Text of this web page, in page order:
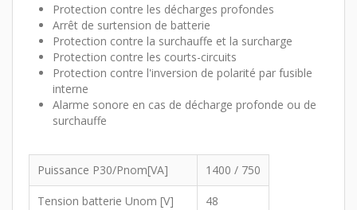
Protection contre les décharges profondes
Arrêt de surtension de batterie
Protection contre la surchauffe et la surcharge
Protection contre les courts-circuits
Protection contre l'inversion de polarité par fusible
interne
Alarme sonore en cas de décharge profonde ou de
surchauffe
Puissance P30/Pnom[VA] 1400 / 750
Tension batterie Unom [V] 48